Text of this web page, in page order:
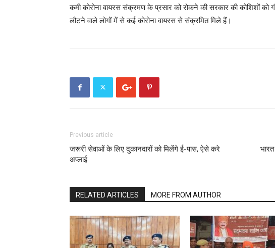
कमी कोरोना वायरस संक्रमण के प्रसार को रोकने की सरकार की कोशिशों
लौटने वाले लोगों में से कई कोरोना वायरस से संक्रमित मिले हैं।
Previous article
जरूरी सेवाओं के लिए दुकानदारों को मिलेंगे ई-पास, ऐसे करे
अप्लाई
RELATED ARTICLES MORE FROM AUTHOR